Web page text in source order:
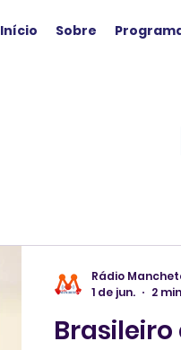
Início Sobre
Rádio
1 de jun.
2